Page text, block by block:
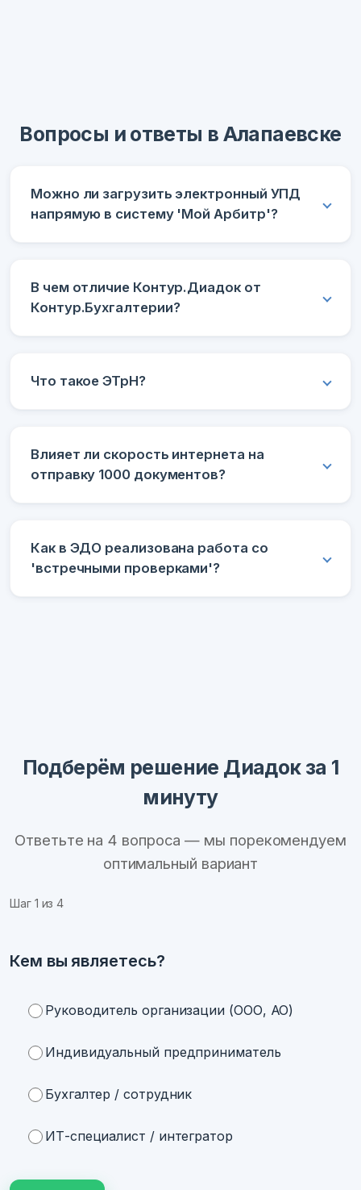
Вопросы и ответы в Алапаевске
Можно ли загрузить электронный УПД
напрямую в систему 'Мой Арбитр'?
В чем отличие Контур.Диадок от
Контур.Бухгалтерии?
Что такое ЭТрН?
Влияет ли скорость интернета на
отправку 1000 документов?
Как в ЭДО реализована работа со
'встречными проверками'?
Подберём решение Диадок за 1
минуту
Ответьте на 4 вопроса — мы порекомендуем
оптимальный вариант
Шаг 1 из 4
Кем вы являетесь?
Руководитель организации (ООО, АО)
Индивидуальный предприниматель
Бухгалтер / сотрудник
ИТ-специалист / интегратор